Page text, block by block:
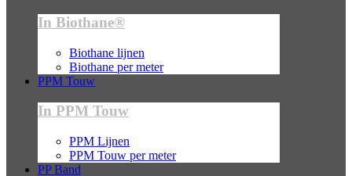
In Biothane®
Biothane lijnen
Biothane per meter
PPM Touw
In PPM Touw
PPM Lijnen
PPM Touw per meter
PP Band